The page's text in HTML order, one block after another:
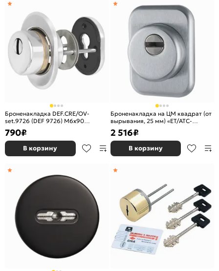
Броненакладка DEF.CRE/OV-
set.9726 (DEF 9726) M6x90
врезная с чашкой CP-8 хром
790₽
В корзину
Броненакладка на ЦМ квадрат (от
вырывания, 25 мм) «ET/ATC-
Protector 1-25(SQ)» SC-14 МатХром
2 516₽
В корзину